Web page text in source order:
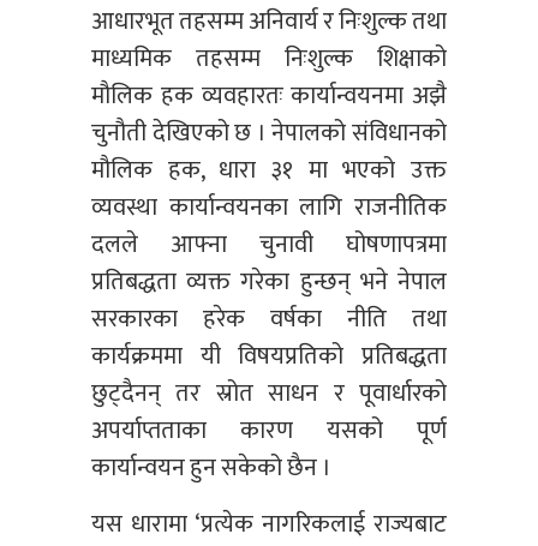
आधारभूत तहसम्म अनिवार्य र निःशुल्क तथा
माध्यमिक तहसम्म निःशुल्क शिक्षाको
मौलिक हक व्यवहारतः कार्यान्वयनमा अझै
चुनौती देखिएको छ । नेपालको संविधानको
मौलिक हक, धारा ३१ मा भएको उक्त
व्यवस्था कार्यान्वयनका लागि राजनीतिक
दलले आफ्ना चुनावी घोषणापत्रमा
प्रतिबद्धता व्यक्त गरेका हुन्छन् भने नेपाल
सरकारका हरेक वर्षका नीति तथा
कार्यक्रममा यी विषयप्रतिको प्रतिबद्धता
छुट्दैनन् तर स्रोत साधन र पूवार्धारको
अपर्याप्तताका कारण यसको पूर्ण
कार्यान्वयन हुन सकेको छैन ।
यस धारामा ‘प्रत्येक नागरिकलाई राज्यबाट